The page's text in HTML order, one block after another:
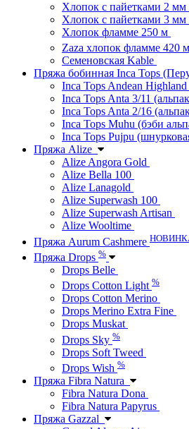
Хлопок с пайетками 2 мм
Хлопок с пайетками 3 мм
Хлопок фламме 250 м
Zaza хлопок фламме 420 м
Семеновская Kable
Пряжа бобинная Inca Tops
Inca Tops Andean Highland
Inca Tops Anta 3/11
Inca Tops Anta 2/16
Inca Tops Muhu (бэби
Inca Tops Pujpu
Пряжа Alize
Alize Angora Gold
Alize Bella 100
Alize Lanagold
Alize Superwash 100
Alize Superwash Artisan
Alize Wooltime
Пряжа Aurum Cashmere
Пряжа Drops %
Drops Belle
Drops Cotton Light %
Drops Cotton Merino
Drops Merino Extra Fine
Drops Muskat
Drops Sky %
Drops Soft Tweed
Drops Wish %
Пряжа Fibra Natura
Fibra Natura Dona
Fibra Natura Papyrus
Пряжа Gazzal